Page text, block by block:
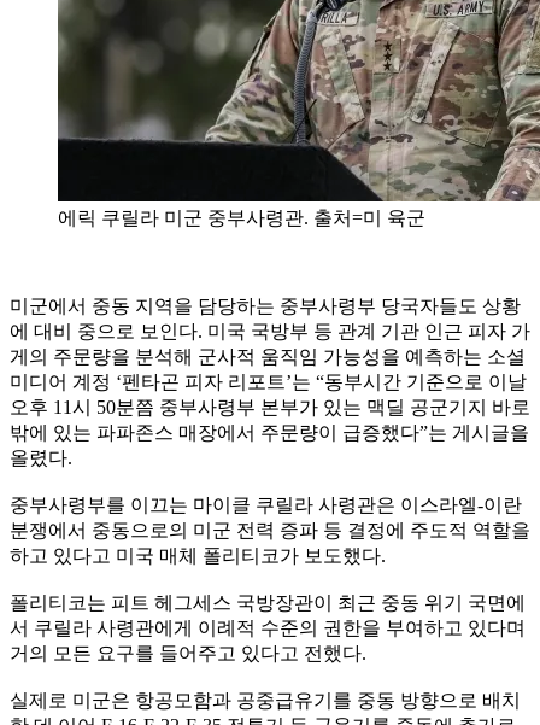
에릭 쿠릴라 미군 중부사령관. 출처=미 육군
미군에서 중동 지역을 담당하는 중부사령부 당국자들도 상황
에 대비 중으로 보인다. 미국 국방부 등 관계 기관 인근 피자 가
게의 주문량을 분석해 군사적 움직임 가능성을 예측하는 소셜
미디어 계정 ‘펜타곤 피자 리포트’는 “동부시간 기준으로 이날
오후 11시 50분쯤 중부사령부 본부가 있는 맥딜 공군기지 바로
밖에 있는 파파존스 매장에서 주문량이 급증했다”는 게시글을
올렸다.
중부사령부를 이끄는 마이클 쿠릴라 사령관은 이스라엘-이란
분쟁에서 중동으로의 미군 전력 증파 등 결정에 주도적 역할을
하고 있다고 미국 매체 폴리티코가 보도했다.
폴리티코는 피트 헤그세스 국방장관이 최근 중동 위기 국면에
서 쿠릴라 사령관에게 이례적 수준의 권한을 부여하고 있다며
거의 모든 요구를 들어주고 있다고 전했다.
실제로 미군은 항공모함과 공중급유기를 중동 방향으로 배치